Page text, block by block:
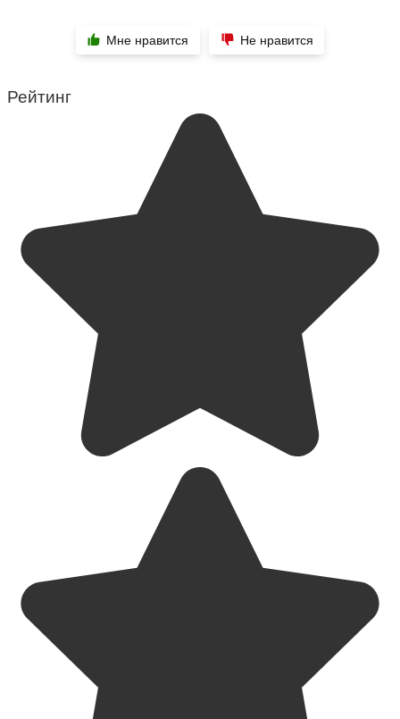
Мне нравится Не нравится
Рейтинг